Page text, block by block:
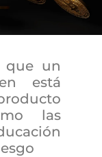
que un
está
las